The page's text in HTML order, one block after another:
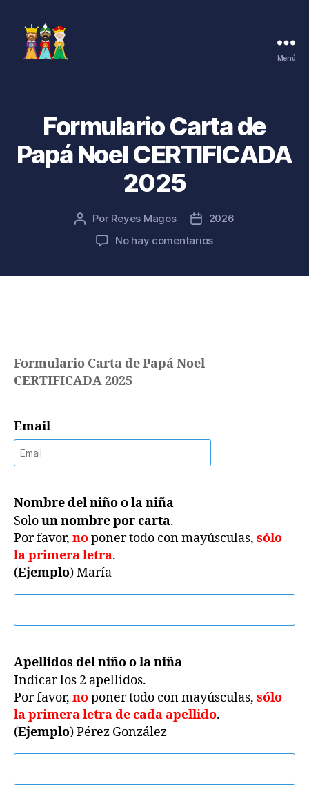
Reyes
Magos
Menú
Formulario Carta de
Papá Noel CERTIFICADA
2025
Autor
Por Reyes Magos
Fecha
de
2026
No hay comentariosen
Formulario Carta de Papá Noel
CERTIFICADA 2025
Email
Nombre del niño o la niña
Soloun nombre por carta.
Por favor, noponer todo con mayúsculas, sólo
la primera letra.
(Ejemplo) María
Apellidos del niño o la niña
Indicar los 2 apellidos.
Por favor, noponer todo con mayúsculas, sólo
la primera letra de cada apellido.
(Ejemplo) Pérez González